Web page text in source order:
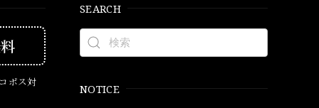
ポス対
SEARCH
NOTICE